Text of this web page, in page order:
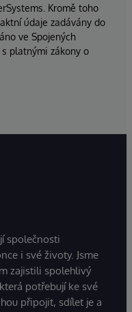
Kromě toho
údaje zadávány do
ve Spojených
platnými zákony o
společnosti
i své životy. Jsme
zajistili spolehlivý
potřebují ke své
připojit, sdílet je a